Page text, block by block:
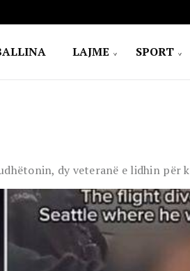
LAJME SPORT
dy veteranë e lidhin për